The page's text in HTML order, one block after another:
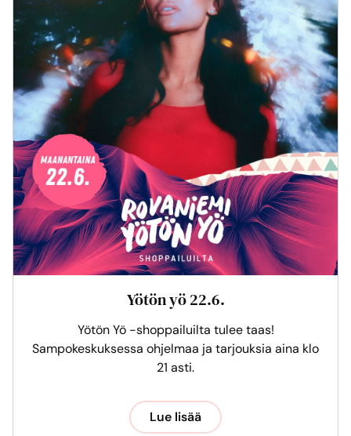
Yötön yö 22.6.
Yötön Yö -shoppailuilta tulee taas!
Sampokeskuksessa ohjelmaa ja tarjouksia aina klo
21 asti.
Lue lisää